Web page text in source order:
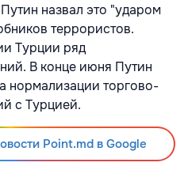
назвал это "ударом
террористов.
Турции ряд
В конце июня Путин
нормализации торгово-
с Турцией.
Point.md в Google